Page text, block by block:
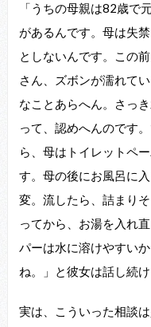
「うちの母親は82歳で
があるんです。母は失
としないんです。この
さん、ズボンが濡れて
なことあらへん。さっ
って、認めへんのです
ら、母はトイレットペ
す。母の後にお風呂に
変。流したら、詰まり
ってから、お湯を入れ
パーは水に溶けやすい
ね。」と彼女は話し続け
実は、こういった相談